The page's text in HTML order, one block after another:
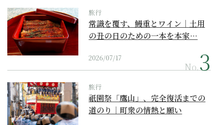
旅行
常識を覆す、鰻重とワイン｜土用
の丑の日のための一本を本家…
2026/07/17
No.
旅行
祇園祭「鷹山」、完全復活までの
道のり｜町衆の情熱と願い